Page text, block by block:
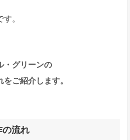
。
・グリーンの
ご紹介します。
の流れ